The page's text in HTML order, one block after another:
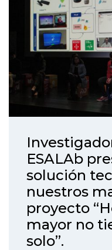
ESALAb
solución
nuestros
proyecto
mayor no
solo”.